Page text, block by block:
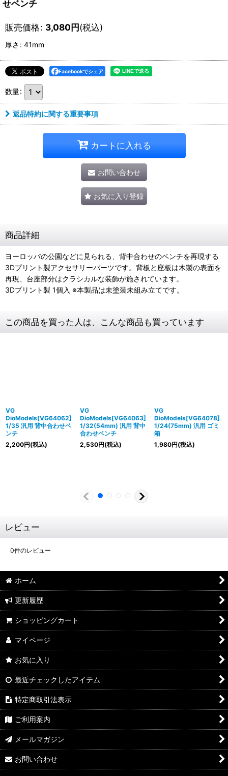
せベンチ
販売価格: 3,080円(税込)
厚さ : 41mm
Facebookでシェア
数量:
返品特約に関する重要事項
カートに入れる
お問い合わせ
お気に入り登録
商品詳細
ヨーロッパの公園などに見られる、背中合わせのベンチを再現する
3Dプリント製アクセサリーパーツです。背板と座板は木製の表面を
再現、台座部分はクラシカルな装飾が施されています。
3Dプリント製 1個入 ※本製品は未塗装未組み立てです。
この商品を買った人は、こんな商品も買っています
VG
DioModels[VG64062]
1/35 汎用 背中合わせベ
ンチ
2,200円(税込)
VG
DioModels[VG64063]
1/32(54mm) 汎用 背中
合わせベンチ
2,530円(税込)
VG
DioModels[VG64078]
1/24(75mm) 汎用 ゴミ
箱
1,980円(税込)
レビュー
0件のレビュー
ホーム
更新履歴
ショッピングカート
マイページ
お気に入り
最近チェックしたアイテム
特定商取引法表示
ご利用案内
メールマガジン
お問い合わせ